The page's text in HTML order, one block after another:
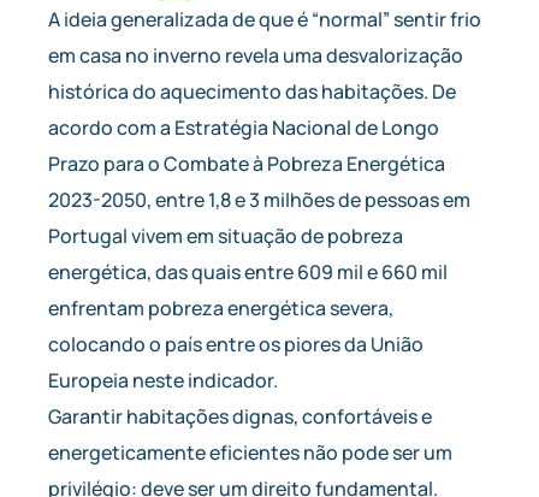
A ideia generalizada de que é “normal” sentir frio
em casa no inverno revela uma desvalorização
histórica do aquecimento das habitações. De
acordo com a Estratégia Nacional de Longo
Prazo para o Combate à Pobreza Energética
2023-2050, entre 1,8 e 3 milhões de pessoas em
Portugal vivem em situação de pobreza
energética, das quais entre 609 mil e 660 mil
enfrentam pobreza energética severa,
colocando o país entre os piores da União
Europeia neste indicador.
Garantir habitações dignas, confortáveis e
energeticamente eficientes não pode ser um
privilégio: deve ser um direito fundamental.